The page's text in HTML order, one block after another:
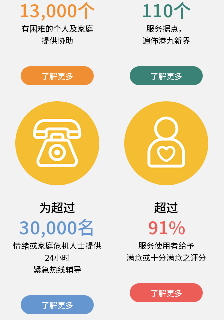
13,000个
有困难的个人及家庭
提供协助
了解更多
110个
服务据点，
遍佈港九新界
了解更多
为超过
30,000名
情绪或家庭危机人士提供
24小时
紧急热线辅导
了解更多
超过
91%
服务使用者给予
满意或十分满意之评分
了解更多